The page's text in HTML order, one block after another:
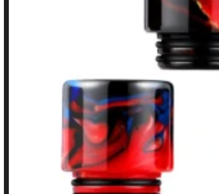
Finalização de compra